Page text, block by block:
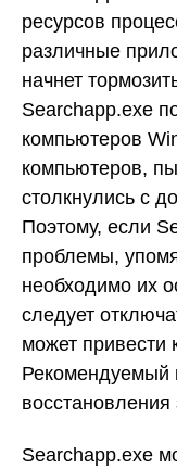
ресурсов
различные
начнет
Searchapp.exe
компьютеров
компьютеров,
столкнулись с
Поэтому, если
проблемы,
необходимо их
следует
может привести
Рекомендуемый
восстановления
Searchapp.exe